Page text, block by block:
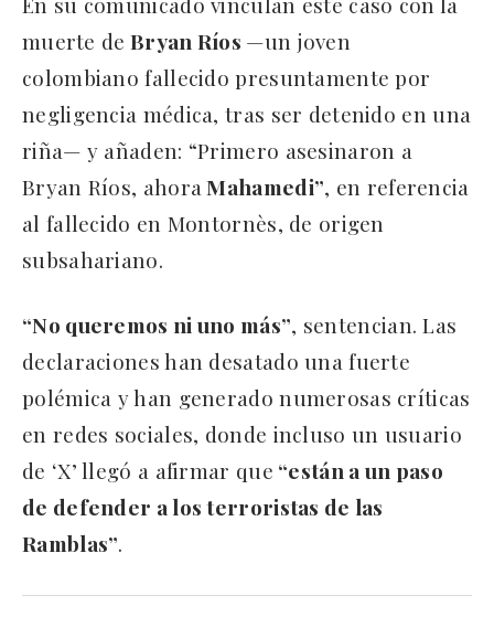
muerte de Bryan Ríos —un joven
colombiano fallecido presuntamente por
negligencia médica, tras ser detenido en una
riña— y añaden: “Primero asesinaron a
Bryan Ríos, ahora Mahamedi”, en referencia
al fallecido en Montornès, de origen
subsahariano.
“No queremos ni uno más”, sentencian. Las
declaraciones han desatado una fuerte
polémica y han generado numerosas críticas
en redes sociales, donde incluso un usuario
de ‘X’ llegó a afirmar que “están a un paso
de defender a los terroristas de las
Ramblas”.